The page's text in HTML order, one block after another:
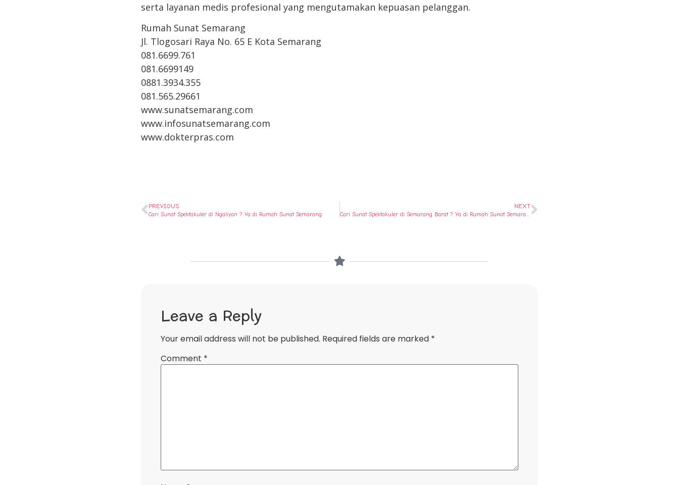
serta layanan medis profesional yang mengutamakan kepuasan pelanggan.
Rumah Sunat Semarang
Jl. Tlogosari Raya No. 65 E Kota Semarang
081.6699.761
081.6699149
0881.3934.355
081.565.29661
www.sunatsemarang.com
www.infosunatsemarang.com
www.dokterpras.com
PREVIOUS
Cari Sunat Spektakuler di Ngaliyan ? Ya di Rumah Sunat Semarang
NEXT
Cari Sunat Spektakuler di Semarang Barat ? Ya di Rumah Sunat Semarang
Leave a Reply
Your email address will not be published. Required fields are marked *
Comment *